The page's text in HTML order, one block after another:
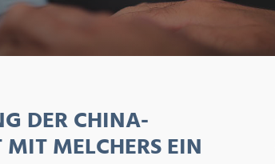
DER CHINA-
MIT MELCHERS EIN